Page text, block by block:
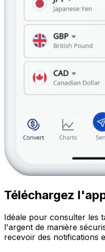
Téléchargez
Idéale pour consulter les
l'argent de manière
recevoir des notifications